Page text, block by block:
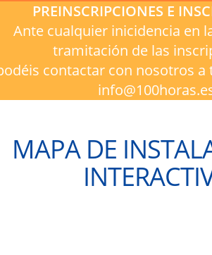
PREINSCRIPCIONES E
Ante cualquier inicidencia en
tramitación de las
contactar con nosotros a
MAPA DE